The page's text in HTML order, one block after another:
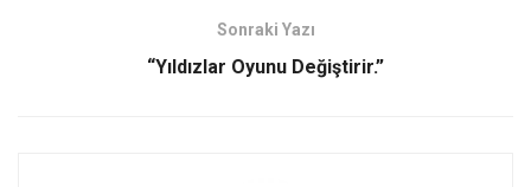
Sonraki Yazı
“Yıldızlar Oyunu Değiştirir.”